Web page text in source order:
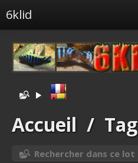
6klid
Tags liés
Spéciales
Albums liés
Identification
Accueil / Tag
Rechercher dans ce lot